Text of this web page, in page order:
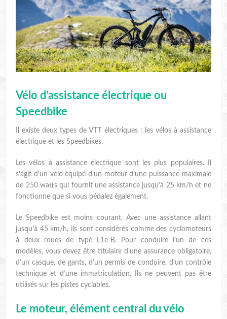
Vélo d’assistance électrique ou
Speedbike
Il existe deux types de VTT électriques : les vélos à assistance
électrique et les Speedbikes.
Les vélos à assistance électrique sont les plus populaires. Il
s’agit d’un vélo équipé d’un moteur d’une puissance maximale
de 250 watts qui fournit une assistance jusqu’à 25 km/h et ne
fonctionne que si vous pédalez également.
Le Speedbike est moins courant. Avec une assistance allant
jusqu’à 45 km/h, ils sont considérés comme des cyclomoteurs
à deux roues de type L1e-B. Pour conduire l’un de ces
modèles, vous devez être titulaire d’une assurance obligatoire,
d’un casque, de gants, d’un permis de conduire, d’un contrôle
technique et d’une immatriculation. Ils ne peuvent pas être
utilisés sur les pistes cyclables.
Le moteur, élément central du vélo